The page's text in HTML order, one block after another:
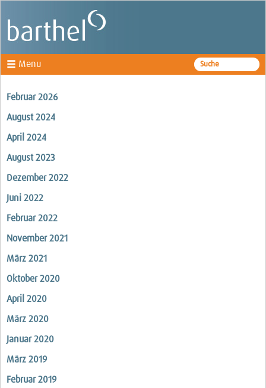
Menu
Rechtsanwälte
Kanzlei
News
Februar 2026
August 2024
April 2024
August 2023
Dezember 2022
Juni 2022
Februar 2022
November 2021
März 2021
Oktober 2020
April 2020
März 2020
Januar 2020
März 2019
Februar 2019